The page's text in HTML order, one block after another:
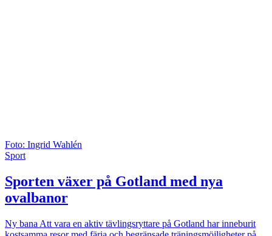
Foto: Ingrid Wahlén
Sport
Sporten växer på Gotland med nya
ovalbanor
Ny bana Att vara en aktiv tävlingsryttare på Gotland har inneburit